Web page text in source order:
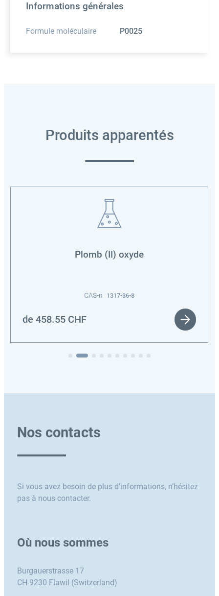
Informations générales
Formule moléculaire P0025
Produits apparentés
Plomb (II) oxyde
CAS-n 1317-36-8
de458.55 CHF
Nos contacts
Si vous avez besoin de plus d’informations, n’hésitez
pas à nous contacter.
Où nous sommes
Burgauerstrasse 17
CH-9230 Flawil (Switzerland)